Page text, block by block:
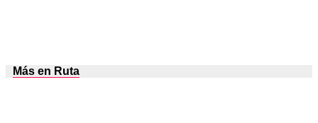
Más en Ruta